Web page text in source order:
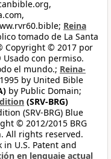
Reina
tomado de La Santa
Copyright © 2017 por
con permiso.
el mundo.; Reina-
by United Bible
by Public Domain;
(SRV-BRG)
(SRV-BRG) Blue
© 2012/2015 BRG
All rights reserved.
in U.S. Patent and
en lenguaje actual